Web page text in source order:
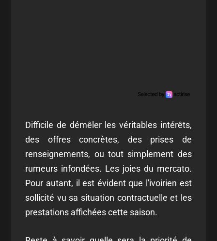
Difficile de démêler les véritables intérêts,
des offres concrètes, des prises de
renseignements, ou tout simplement des
rumeurs infondées. Les joies du mercato.
Pour autant, il est évident que l'ivoirien est
sollicité vu sa situation contractuelle et les
prestations affichées cette saison.